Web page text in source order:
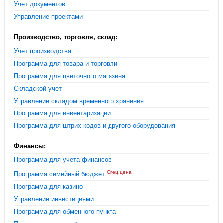
Учет документов
Управление проектами
Производство, торговля, склад:
Учет производства
Программа для товара и торговли
Программа для цветочного магазина
Складской учет
Управление складом временного хранения
Программа для инвентаризации
Программа для штрих кодов и другого оборудования
Финансы:
Программа для учета финансов
Программа семейный бюджет Спец.цена
Программа для казино
Управление инвестициями
Программа для обменного пункта